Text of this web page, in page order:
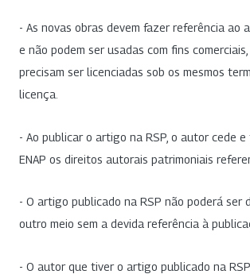
- As novas obras devem fazer referência ao
e não podem ser usadas com fins
precisam ser licenciadas sob os mesmos
licença.
- Ao publicar o artigo na RSP, o autor cede
ENAP os direitos autorais patrimoniais
- O artigo publicado na RSP não poderá ser
outro meio sem a devida referência à
- O autor que tiver o artigo publicado na